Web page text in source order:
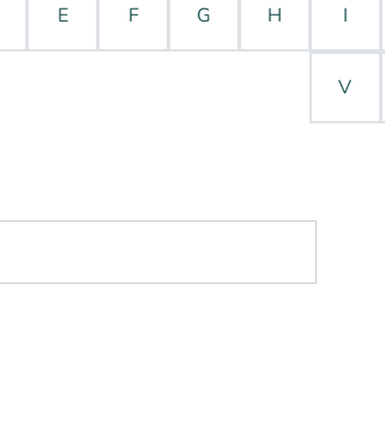
E F G H I
V